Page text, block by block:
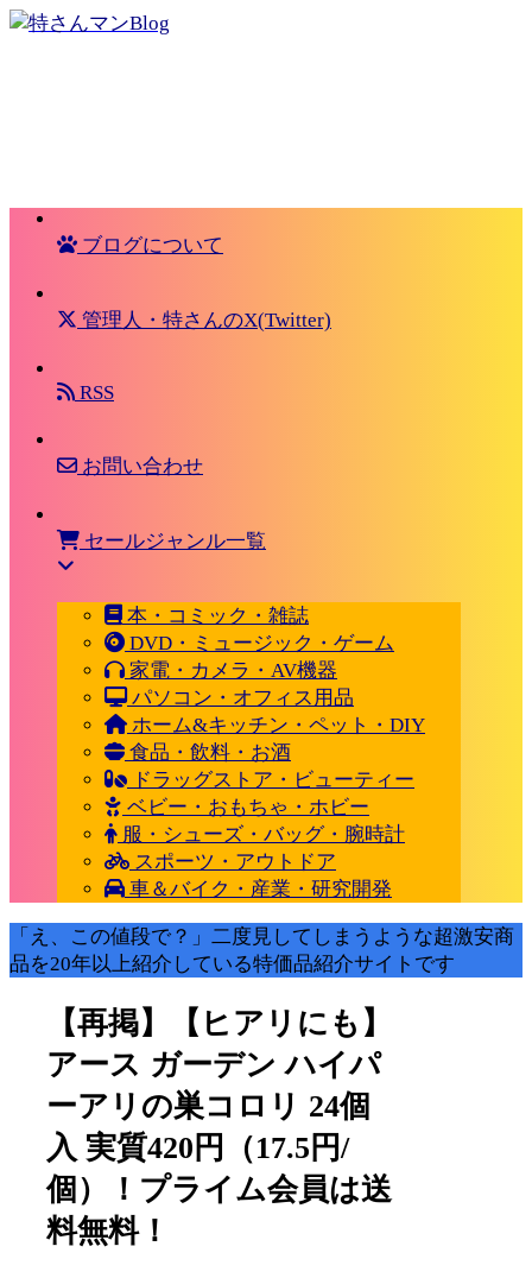
ブログについて
管理人・特さんのX(Twitter)
RSS
お問い合わせ
セールジャンル一覧
本・コミック・雑誌
DVD・ミュージック・ゲーム
家電・カメラ・AV機器
パソコン・オフィス用品
ホーム&キッチン・ペット・DIY
食品・飲料・お酒
ドラッグストア・ビューティー
ベビー・おもちゃ・ホビー
服・シューズ・バッグ・腕時計
スポーツ・アウトドア
車＆バイク・産業・研究開発
「え、この値段で？」二度見してしまうような超激安商
品を20年以上紹介している特価品紹介サイトです
【再掲】【ヒアリにも】
アース ガーデン ハイパ
ーアリの巣コロリ 24個
入 実質420円（17.5円/
個）！プライム会員は送
料無料！